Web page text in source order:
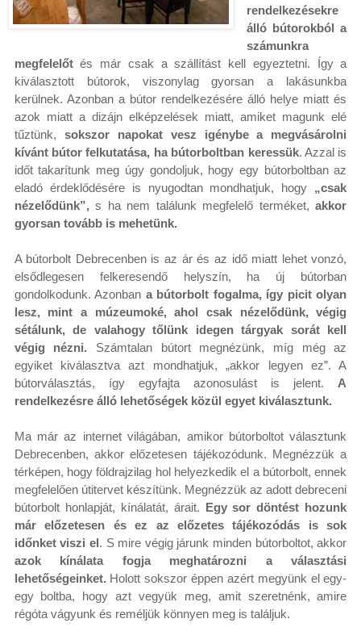
rendelkezésekre
álló bútorokból a
számunkra
megfelelőtés már csak a szállítást kell egyeztetni. Így a
kiválasztott bútorok, viszonylag gyorsan a lakásunkba
kerülnek. Azonban a bútor rendelkezésére álló helye miatt és
azok miatt a dizájn elképzelések miatt, amiket magunk elé
tűztünk, sokszor napokat vesz igénybe a megvásárolni
kívánt bútor felkutatása, ha bútorboltban keressük. Azzal is
időt takarítunk meg úgy gondoljuk, hogy egy bútorboltban az
eladó érdeklődésére is nyugodtan mondhatjuk, hogy „csak
nézelődünk”,s ha nem találunk megfelelő terméket,akkor
gyorsan tovább is mehetünk.
A bútorbolt Debrecenben is az ár és az idő miatt lehet vonzó,
elsődlegesen felkeresendő helyszín, ha új bútorban
gondolkodunk. Azonban a bútorbolt fogalma, így picit olyan
lesz, mint a múzeumoké, ahol csak nézelődünk, végig
sétálunk, de valahogy tőlünk idegen tárgyak sorát kell
végig nézni. Számtalan bútort megnézünk, míg még az
egyiket kiválasztva azt mondhatjuk, „akkor legyen ez”. A
bútorválasztás, így egyfajta azonosulást is jelent. A
rendelkezésre álló lehetőségek közül egyet kiválasztunk.
Ma már az internet világában, amikor bútorboltot választunk
Debrecenben, akkor előzetesen tájékozódunk. Megnézzük a
térképen, hogy földrajzilag hol helyezkedik el a bútorbolt, ennek
megfelelően útitervet készítünk. Megnézzük az adott debreceni
bútorbolt honlapját, kínálatát, árait.
Egy sor döntést hozunk
már előzetesen és ez az előzetes tájékozódás is sok
időnket viszi el . S mire végig járunk minden bútorboltot, akkor
azok kínálata fogja meghatározni a választási
lehetőségeinket. Holott sokszor éppen azért megyünk el egy-
egy boltba, hogy azt vegyük meg, amit szeretnénk, amire
régóta vágyunk és reméljük könnyen meg is találjuk.